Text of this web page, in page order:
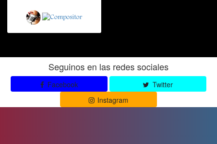
Seguinos en las redes sociales
Facebook
Twitter
Instagram